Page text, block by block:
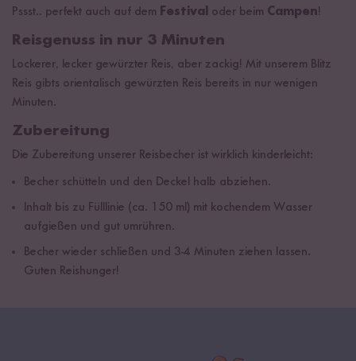
Pssst.. perfekt auch auf dem Festival oder beim Campen!
Reisgenuss in nur 3 Minuten
Lockerer, lecker gewürzter Reis, aber zackig! Mit unserem Blitz
Reis gibts orientalisch gewürzten Reis bereits in nur wenigen
Minuten.
Zubereitung
Die Zubereitung unserer Reisbecher ist wirklich kinderleicht:
Becher schütteln und den Deckel halb abziehen.
Inhalt bis zu Fülllinie (ca. 150 ml) mit kochendem Wasser
aufgießen und gut umrühren.
Becher wieder schließen und 3-4 Minuten ziehen lassen.
Guten Reishunger!